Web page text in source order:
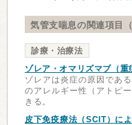
気管支喘息の関連項目
診療・治療法
ゾレア・オマリズマブ（重
ゾレアは炎症の原因であ
のアレルギー性（アトピ
きる。
皮下免疫療法（SCIT）に